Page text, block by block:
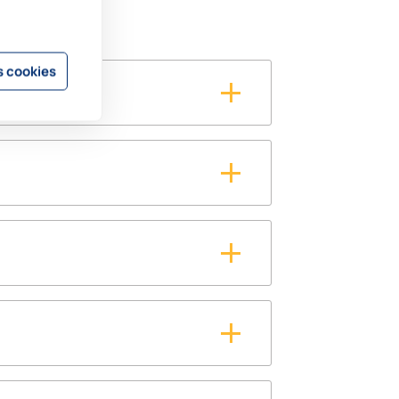
cookies
sur les possibilités pour votre
votre vitrage de terrasse sur